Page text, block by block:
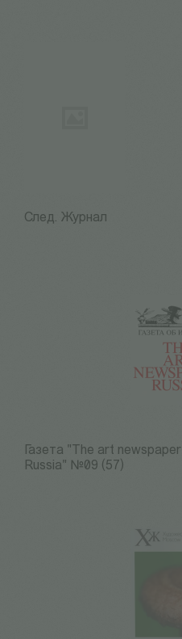
След. Журнал
Газета "The art newspaper
Russia" №09 (57)